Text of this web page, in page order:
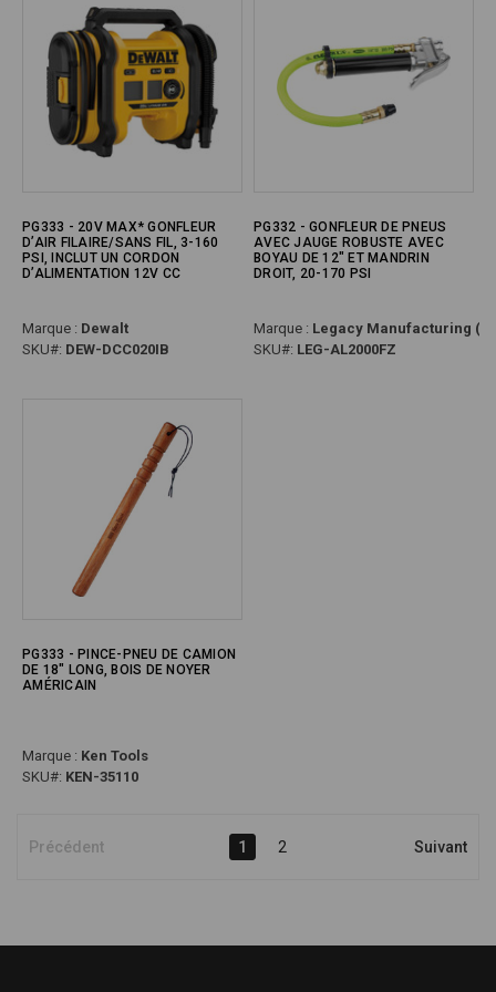
PG333 - 20V MAX* GONFLEUR
D’AIR FILAIRE/SANS FIL, 3-160
PSI, INCLUT UN CORDON
D’ALIMENTATION 12V CC
Marque : Dewalt
SKU#: DEW-DCC020IB
PG332 - GONFLEUR DE PNEUS
AVEC JAUGE ROBUSTE AVEC
BOYAU DE 12" ET MANDRIN
DROIT, 20-170 PSI
Marque : Legacy Manufacturing
SKU#: LEG-AL2000FZ
PG333 - PINCE-PNEU DE CAMION
DE 18" LONG, BOIS DE NOYER
AMÉRICAIN
Marque : Ken Tools
SKU#: KEN-35110
Précédent 1 2 Suivant